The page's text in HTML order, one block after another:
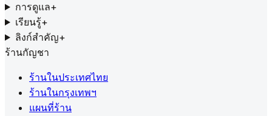
การดูแล+
เรียนรู้+
ลิงก์สำคัญ+
ร้านกัญชา
ร้านในประเทศไทย
ร้านในกรุงเทพฯ
แผนที่ร้าน